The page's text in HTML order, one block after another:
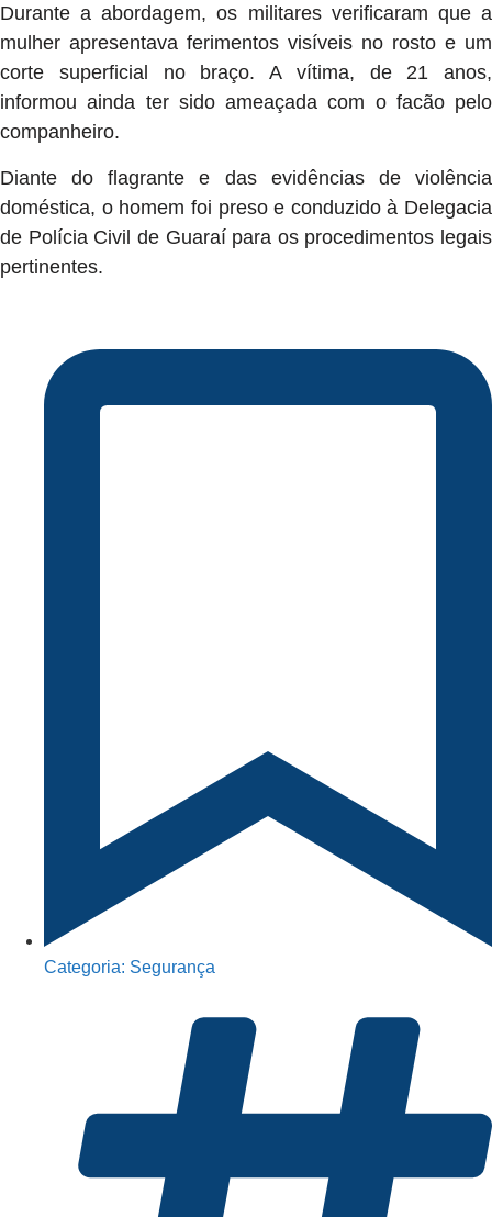
Durante a abordagem, os militares verificaram que a
mulher apresentava ferimentos visíveis no rosto e um
corte superficial no braço. A vítima, de 21 anos,
informou ainda ter sido ameaçada com o facão pelo
companheiro.
Diante do flagrante e das evidências de violência
doméstica, o homem foi preso e conduzido à Delegacia
de Polícia Civil de Guaraí para os procedimentos legais
pertinentes.
Categoria: Segurança